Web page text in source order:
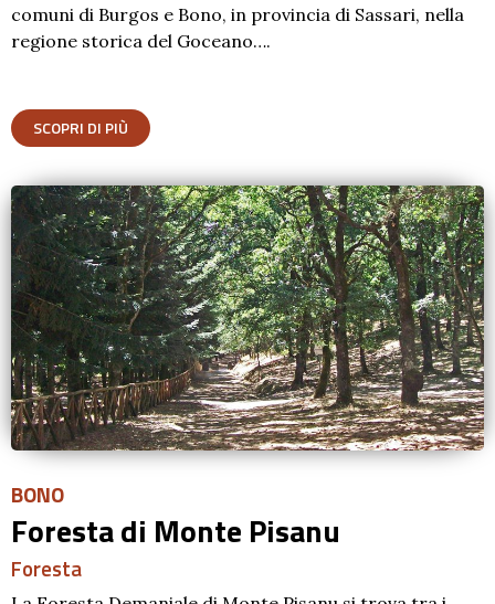
comuni di Burgos e Bono, in provincia di Sassari, nella
regione storica del Goceano….
SCOPRI DI PIÙ
BONO
Foresta di Monte Pisanu
Foresta